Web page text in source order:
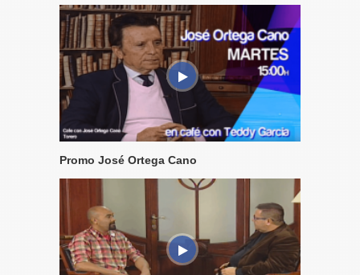
Promo José Ortega Cano